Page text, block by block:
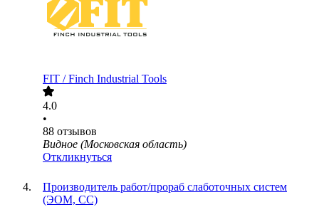
FIT / Finch Industrial Tools
4.0
•
88 отзывов
Видное (Московская область)
Откликнуться
Производитель работ/прораб слаботочных систем
(ЭОМ, СС)